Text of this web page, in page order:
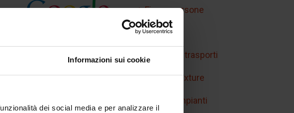
Informazioni sui cookie
dei social media e per analizzare il
Figure persone
Handicap
Mobilità e trasporti
Retini e texture
Simboli impianti